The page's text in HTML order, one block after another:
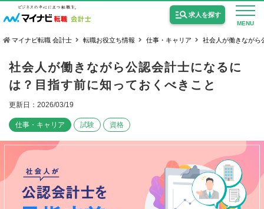
MENU
求人を探す
公認会計士試験合格向けの求人
USCPA（米国公認会計士）の求人
マイナビ転職 会計士 転職お役立ち情報 仕事・キャリア 社会人が働きながら
社会人が働きながら公認会計士になるに
は？目指す前に知っておくべきこと
更新日：2026/03/19
仕事・キャリア 試験 資格